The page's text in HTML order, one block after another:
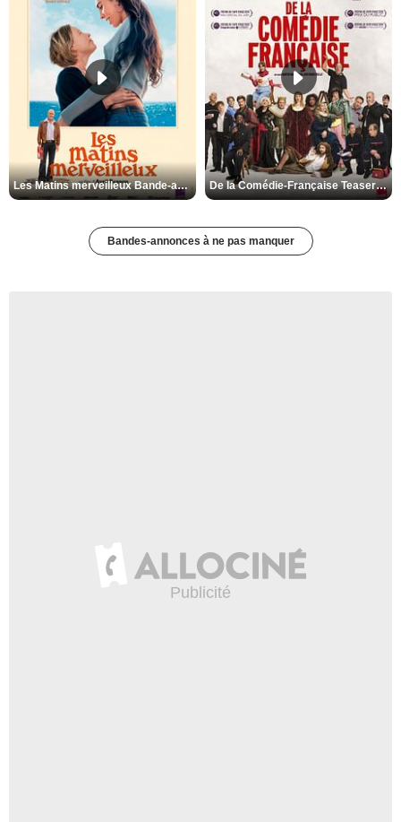
Les Matins merveilleux Bande-annonce VF De la Comédie-Française Teaser VF
Bandes-annonces à ne pas manquer